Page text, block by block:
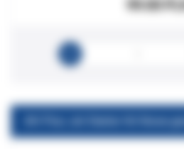
99.00 PLN